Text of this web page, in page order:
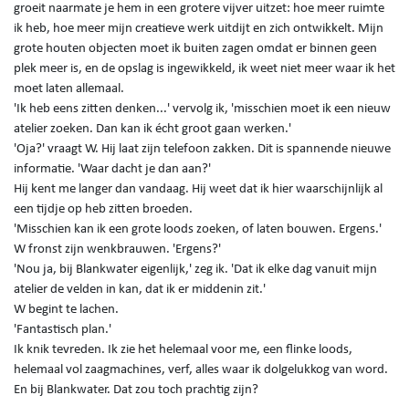
groeit naarmate je hem in een grotere vijver uitzet: hoe meer ruimte
ik heb, hoe meer mijn creatieve werk uitdijt en zich ontwikkelt. Mijn
grote houten objecten moet ik buiten zagen omdat er binnen geen
plek meer is, en de opslag is ingewikkeld, ik weet niet meer waar ik het
moet laten allemaal.
'Ik heb eens zitten denken...' vervolg ik, 'misschien moet ik een nieuw
atelier zoeken. Dan kan ik écht groot gaan werken.'
'Oja?' vraagt W. Hij laat zijn telefoon zakken. Dit is spannende nieuwe
informatie. 'Waar dacht je dan aan?'
Hij kent me langer dan vandaag. Hij weet dat ik hier waarschijnlijk al
een tijdje op heb zitten broeden.
'Misschien kan ik een grote loods zoeken, of laten bouwen. Ergens.'
W fronst zijn wenkbrauwen. 'Ergens?'
'Nou ja, bij Blankwater eigenlijk,' zeg ik. 'Dat ik elke dag vanuit mijn
atelier de velden in kan, dat ik er middenin zit.'
W begint te lachen.
'Fantastisch plan.'
Ik knik tevreden. Ik zie het helemaal voor me, een flinke loods,
helemaal vol zaagmachines, verf, alles waar ik dolgelukkog van word.
En bij Blankwater. Dat zou toch prachtig zijn?